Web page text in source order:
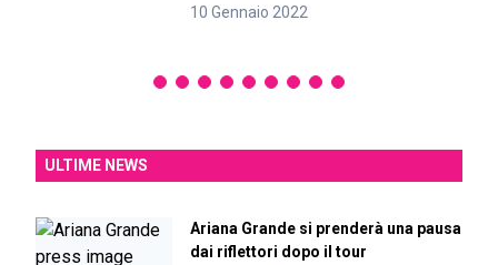
10 Gennaio 2022
ULTIME NEWS
Ariana Grande si prenderà una pausa
dai riflettori dopo il tour